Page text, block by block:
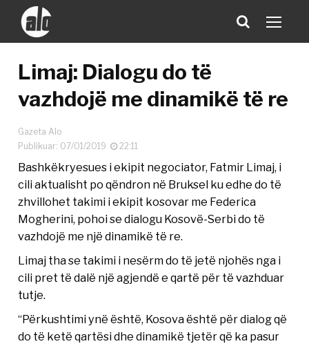
Limaj: Dialogu do të
vazhdojë me dinamikë të re
Gazeta Alo
Publikuar: 07/01/2019
22:11
Bashkëkryesues i ekipit negociator, Fatmir Limaj, i
cili aktualisht po qëndron në Bruksel ku edhe do të
zhvillohet takimi i ekipit kosovar me Federica
Mogherini, pohoi se dialogu Kosovë-Serbi do të
vazhdojë me një dinamikë të re.
Limaj tha se takimi i nesërm do të jetë njohës nga i
cili pret të dalë një agjendë e qartë për të vazhduar
tutje.
“Përkushtimi ynë është, Kosova është për dialog që
do të ketë qartësi dhe dinamikë tjetër që ka pasur